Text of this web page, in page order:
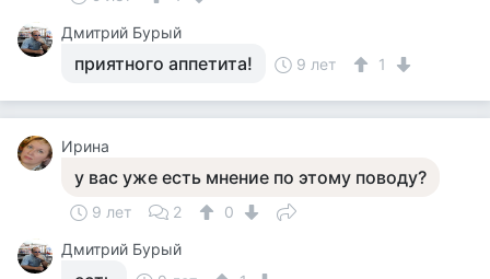
Дмитрий Бурый
приятного аппетита! 9 лет 1
Ирина
у вас уже есть мнение по этому поводу?
9 лет 2
0
Дмитрий Бурый